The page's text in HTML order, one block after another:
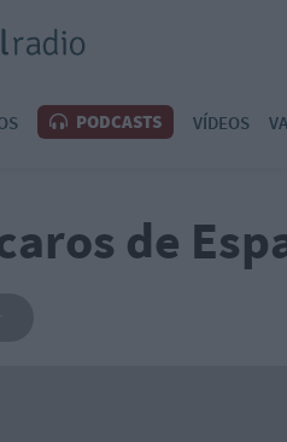
PODCASTS VÍDEOS
de